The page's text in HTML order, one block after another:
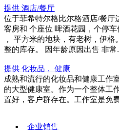
提供 酒店/餐厅
位于菲希特尔格比尔格酒店/餐厅
客房和 个座位 啤酒花园，个停车
， 平方米的地块，有老树，伊
整的库存。 因年龄原因出售 非常
提供 化妆品， 健康
成熟和流行的化妆品和健康工作
的大型健康室。作为一个整体工
置好，客户群存在。工作室是免
企业销售